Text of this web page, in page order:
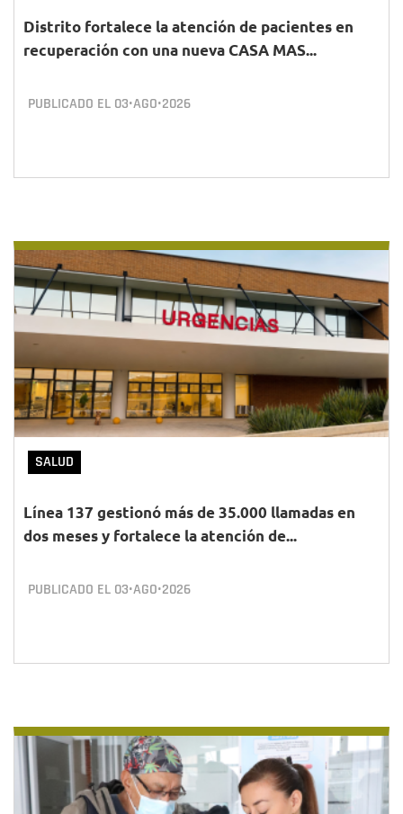
Distrito fortalece la atención de pacientes en
recuperación con una nueva CASA MAS...
PUBLICADO EL 03•AGO•2026
SALUD
Línea 137 gestionó más de 35.000 llamadas en
dos meses y fortalece la atención de...
PUBLICADO EL 03•AGO•2026